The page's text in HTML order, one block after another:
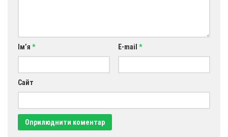
Сумщина
Трансляції
Ім’я * E-mail *
Сайт